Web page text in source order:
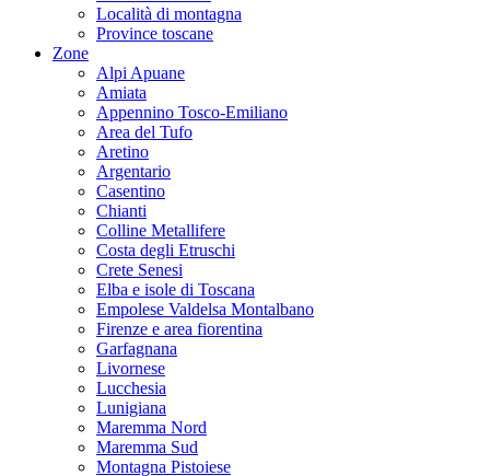
Località di montagna
Province toscane
Zone
Alpi Apuane
Amiata
Appennino Tosco-Emiliano
Area del Tufo
Aretino
Argentario
Casentino
Chianti
Colline Metallifere
Costa degli Etruschi
Crete Senesi
Elba e isole di Toscana
Empolese Valdelsa Montalbano
Firenze e area fiorentina
Garfagnana
Livornese
Lucchesia
Lunigiana
Maremma Nord
Maremma Sud
Montagna Pistoiese